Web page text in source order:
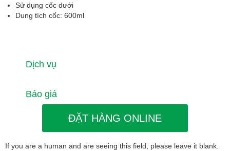
Sử dụng cốc dưới
Dung tích cốc: 600ml
Dịch vụ
Báo giá
ĐẶT HÀNG ONLINE
If you are a human and are seeing this field, please leave it blank.